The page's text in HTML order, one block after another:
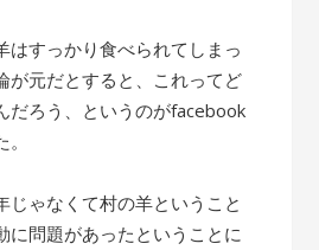
はすっかり食べられてしまっ
が元だとすると、これってど
だろう、というのがfacebook
じゃなくて村の羊ということ
に問題があったということに